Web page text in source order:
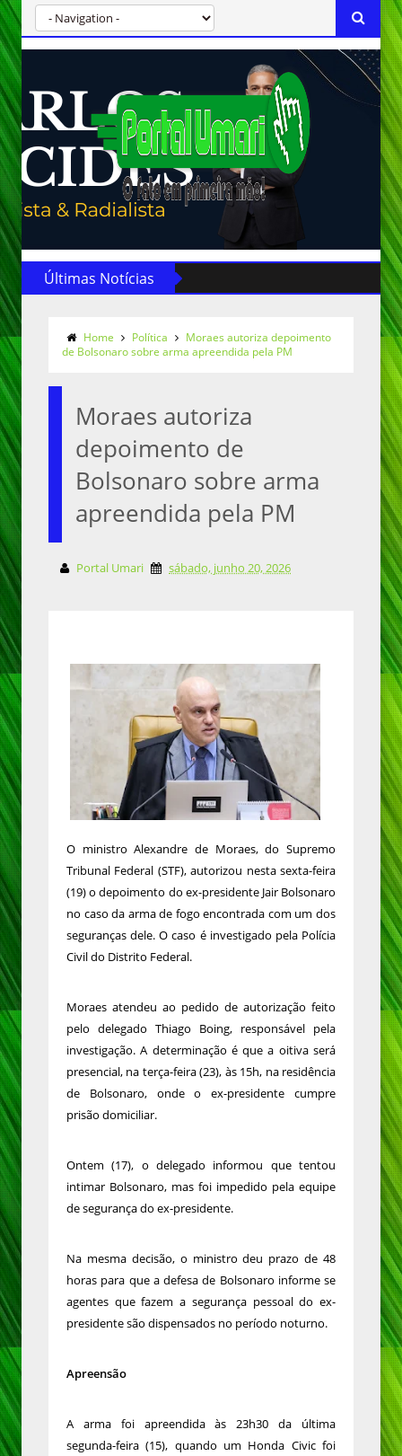
Últimas Notícias
Home Política
Moraes autoriza depoimento
de Bolsonaro sobre arma apreendida pela PM
Moraes autoriza
depoimento de
Bolsonaro sobre arma
apreendida pela PM
Portal Umari sábado, junho 20, 2026
O ministro Alexandre de Moraes, do Supremo
Tribunal Federal (STF), autorizou nesta sexta-feira
(19) o depoimento do ex-presidente Jair Bolsonaro
no caso da arma de fogo encontrada com um dos
seguranças dele. O caso é investigado pela Polícia
Civil do Distrito Federal.
Moraes atendeu ao pedido de autorização feito
pelo delegado Thiago Boing, responsável pela
investigação. A determinação é que a oitiva será
presencial, na terça-feira (23), às 15h, na residência
de Bolsonaro, onde o ex-presidente cumpre
prisão domiciliar.
Ontem (17), o delegado informou que tentou
intimar Bolsonaro, mas foi impedido pela equipe
de segurança do ex-presidente.
Na mesma decisão, o ministro deu prazo de 48
horas para que a defesa de Bolsonaro informe se
agentes que fazem a segurança pessoal do ex-
presidente são dispensados no período noturno.
Apreensão
A arma foi apreendida às 23h30 da última
segunda-feira (15), quando um Honda Civic foi